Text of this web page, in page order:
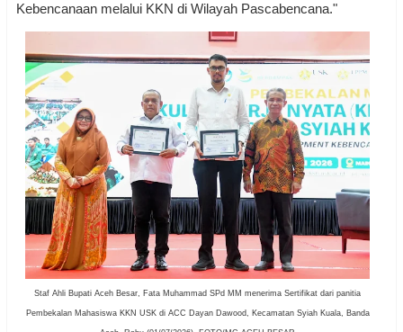
Kebencanaan melalui KKN di Wilayah Pascabencana."
Staf Ahli Bupati Aceh Besar, Fata Muhammad SPd MM menerima Sertifikat dari panitia
Pembekalan Mahasiswa KKN USK di ACC Dayan Dawood, Kecamatan Syiah Kuala, Banda